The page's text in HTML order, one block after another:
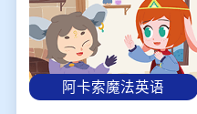
阿卡索魔法英语